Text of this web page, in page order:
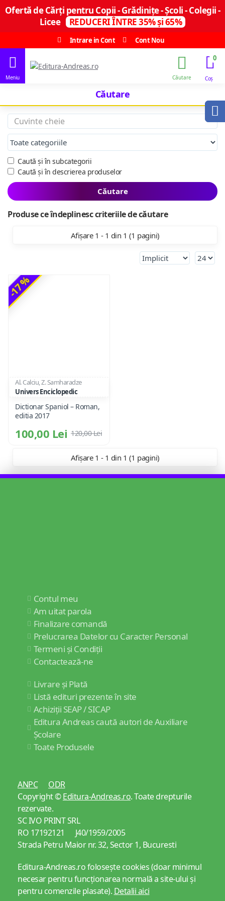
Ofertă de Cărți pentru Copii - Grădinițe - Școli - Colegii -
Licee
REDUCERI ÎNTRE 35% și 65%
Intrare in Cont
Cont Nou
0
Căutare
Caută și în subcategorii
Caută și în descrierea produselor
Căutare
Produse ce îndeplinesc criteriile de căutare
Afișare 1 - 1 din 1 (1 pagini)
-17 %
Al. Calciu, Z. Samharadze
Univers Enciclopedic
Dictionar Spaniol – Roman,
editia 2017
100,00 Lei 120,00 Lei
Afișare 1 - 1 din 1 (1 pagini)
Contul meu
Am uitat parola
Finalizare comandă
Prelucrarea Datelor cu Caracter Personal
Termeni și Condiții
Contactează-ne
Livrare și Plată
Listă edituri prezente în site
Achiziții SEAP / SICAP
Editura Andreas caută autori de Auxiliare
Școlare
Toate Produsele
ANPC
ODR
Copyright ©Editura-Andreas.ro. Toate drepturile
rezervate.
SC IVO PRINT SRL
RO 17192121 J40/1959/2005
Strada Petru Maior nr. 32, Sector 1, Bucuresti
Editura-Andreas.ro folosește cookies (doar minimul
necesar pentru funcționarea normală a site-ului și
pentru comenzile plasate). Detalii aici